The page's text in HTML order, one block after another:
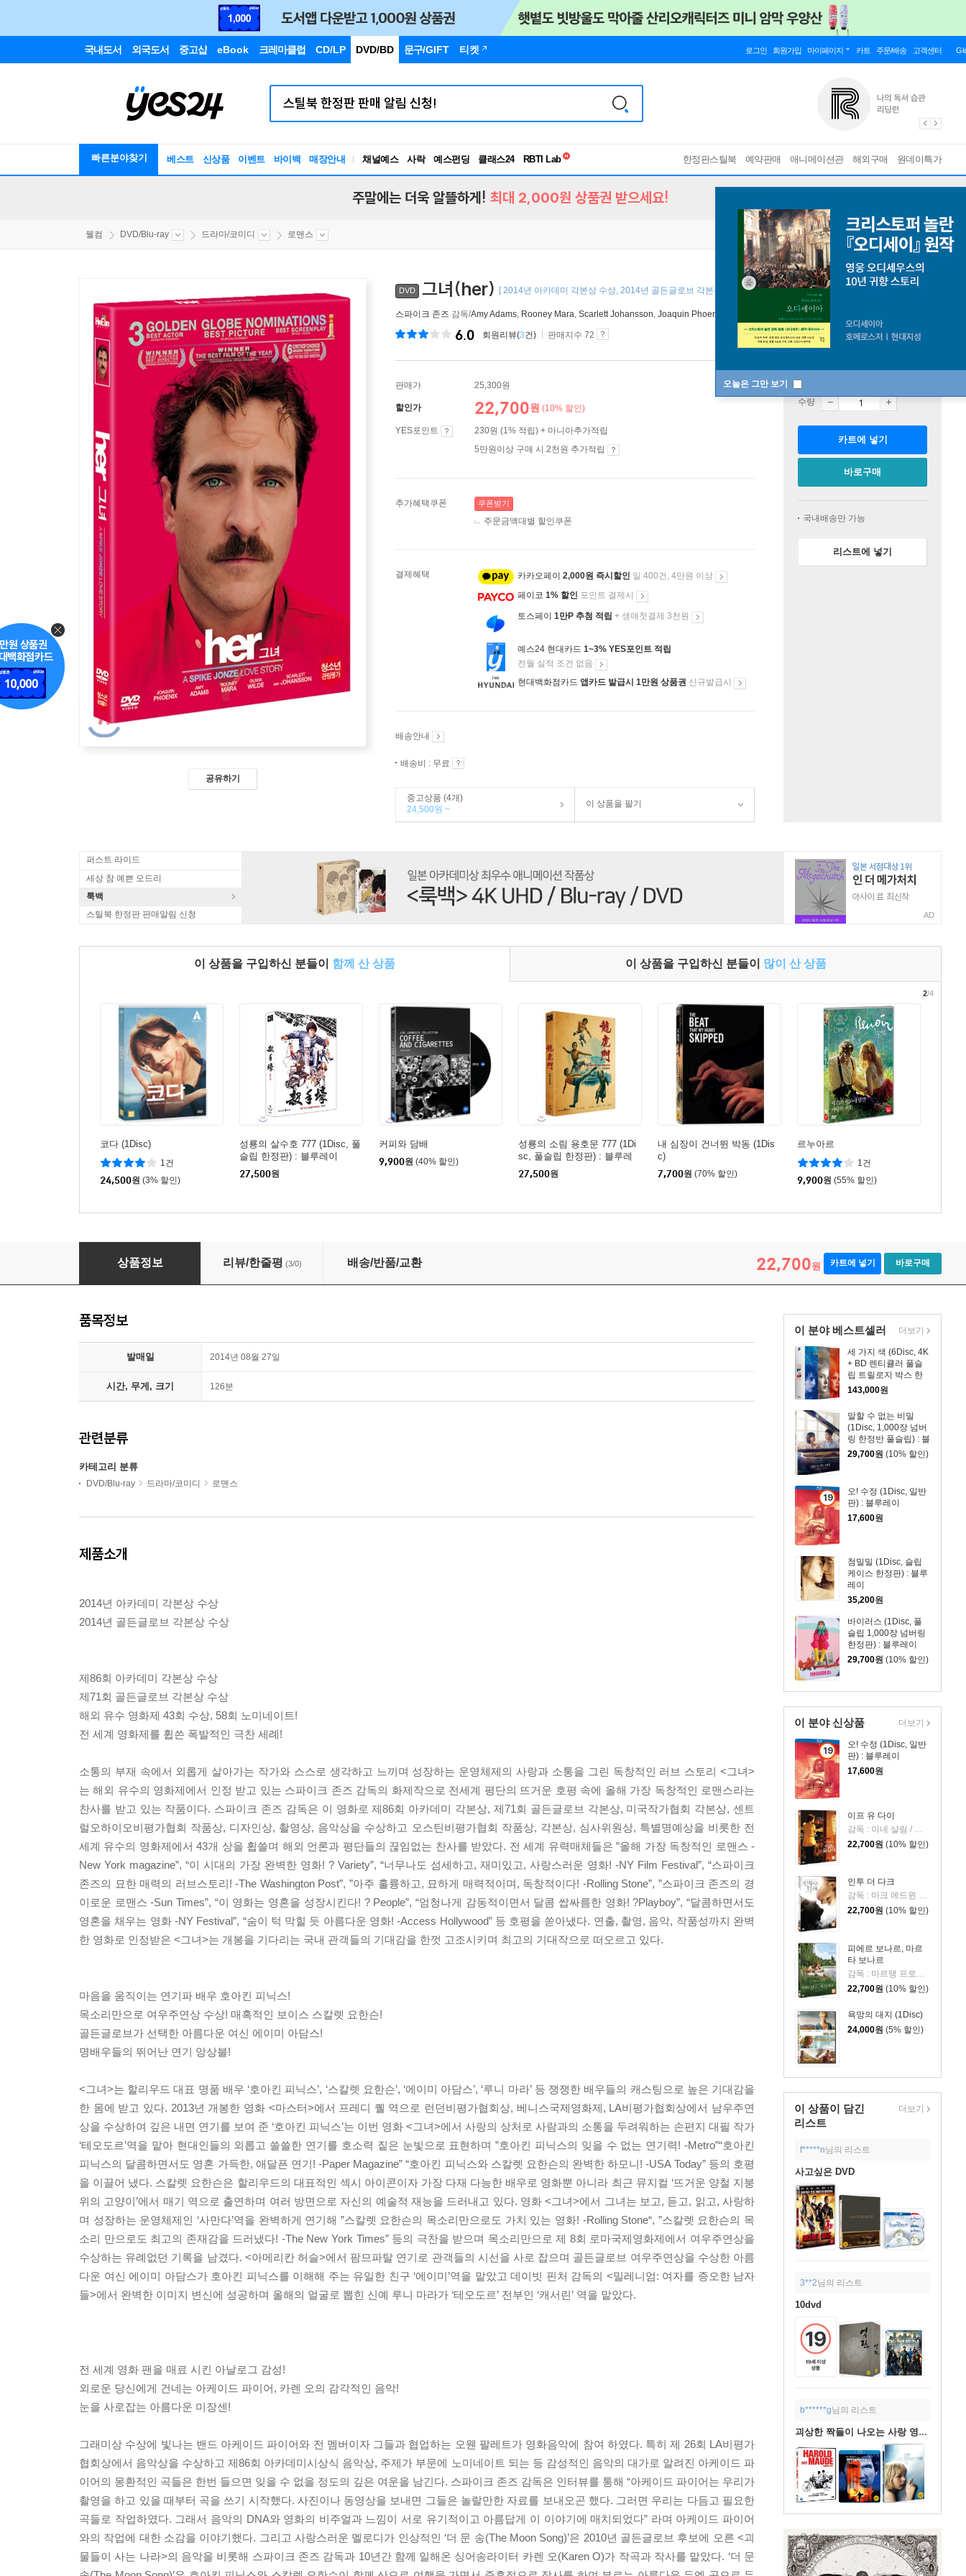
국내도서 외국도서 중고샵 eBook 크레마클럽 CD/LP DVD/BD 문구/GIFT 티켓 로그인 회원가입 마이페이지 카트 주문/배송 고객센터
빠른분야찾기 베스트 신상품 이벤트 바이백 매장안내 채널예스 사락 예스펀딩 클래스24
RBTI Lab
독서유형검사
한정판스틸북 예약판매 애니메이션관 해외구매 원데이특가
오늘은 그만 보기
주말에는 더욱 알뜰하게! 최대 2,000원 상품권 받으세요!
웰컴 DVD/Blu-ray 드라마/코미디 로맨스
공유하기
DVD 그녀(her) [ 2014년 아카데미 각본상 수상, 2014년 골든글로브 각본상 수상 ]
스파이크 존즈 감독/Amy Adams, Rooney Mara, Scarlett Johansson, Joaquin Phoenix 하은미디어 2014년 08월 27일
6.0 회원리뷰(3건) 판매지수 72
판매가 25,300원
할인가 22,700원 (10% 할인)
YES포인트
230원 (1% 적립) + 마니아추가적립
5만원이상 구매 시 2천원 추가적립
추가혜택쿠폰 쿠폰받기
주문금액대별 할인쿠폰
결제혜택 카카오페이 2,000원 즉시할인 일 400건, 4만원 이상
페이코 1% 할인 포인트 결제시
토스페이 1만P 추첨 적립 + 생애첫결제 3천원
예스24 현대카드 1~3% YES포인트 적립
전월 실적 조건 없음
현대백화점카드 앱카드 발급시 1만원 상품권 신규발급시
배송안내
배송비 : 무료
중고상품 (4개)
24,500원 ~
이 상품을 팔기
판매중
수량
카트에 넣기
바로구매
국내배송만 가능
리스트에 넣기
퍼스트 라이드
세상 참 예쁜 오드리
룩백
스틸북 한정판 판매알림 신청
AD
이 상품을 구입하신 분들이 함께 산 상품 이 상품을 구입하신 분들이 많이 산 상품
코다 (1Disc)
1건
24,500원 (3% 할인)
성룡의 살수호 777 (1Disc, 풀
슬립 한정판) : 블루레이
27,500원
커피와 담배
9,900원 (40% 할인)
성룡의 소림 용호문 777 (1Di
sc, 풀슬립 한정판) : 블루레
이
27,500원
내 심장이 건너뛴 박동 (1Dis
c)
7,700원 (70% 할인)
르누아르
1건
9,900원 (55% 할인)
2/4
그녀(her)
상품정보 리뷰/한줄평 (3/0) 배송/반품/교환 22,700원 카트에 넣기 바로구매
이 분야 베스트셀러
세 가지 색 (6Disc, 4K
+ BD 렌티큘러 풀슬
립 트릴로지 박스 한
정판) : 블루레이
143,000원
말할 수 없는 비밀
(1Disc, 1,000장 넘버
링 한정반 풀슬립) : 블
루레이
29,700원 (10% 할인)
19
세
이
상
상
품
오! 수정 (1Disc, 일반
판) : 블루레이
17,600원
첨밀밀 (1Disc, 슬립
케이스 한정판) : 블루
레이
35,200원
바이러스 (1Disc, 풀
슬립 1,000장 넘버링
한정판) : 블루레이
29,700원 (10% 할인)
더보기
이 분야 신상품
19
세
이
상
상
품
오! 수정 (1Disc, 일반
판) : 블루레이
17,600원
이프 유 다이
22,700원 (10% 할인)
인투 더 다크
감독 : 마크 에드윈 로빈슨 / 출연 : 미샤 바튼, 라이언 이골드
22,700원 (10% 할인)
피에르 보나르, 마르
타 보나르
감독 : 마르탱 프로보스트 출연 : 세실 드 프랑스, 빈센트 맥케인, 스테이시 마틴, 아누크 그랑베르
22,700원 (10% 할인)
욕망의 대지 (1Disc)
24,000원 (5% 할인)
더보기
이 상품이 담긴
리스트
더보기
f*****n님의 리스트
사고싶은 DVD
3**2님의 리스트
10dvd
b******g님의 리스트
괴상한 짝들이 나오는 사랑 영화 10편
품목정보
발매일 2014년 08월 27일
시간, 무게, 크기 126분
관련분류
카테고리 분류
DVD/Blu-ray 드라마/코미디 로맨스
제품소개
2014년 아카데미 각본상 수상
2014년 골든글로브 각본상 수상
제86회 아카데미 각본상 수상
제71회 골든글로브 각본상 수상
해외 유수 영화제 43회 수상, 58회 노미네이트!
전 세계 영화제를 휩쓴 폭발적인 극찬 세례!
소통의 부재 속에서 외롭게 살아가는 작가와 스스로 생각하고 느끼며 성장하는 운영체제의 사랑과 소통을 그린 독창적인 러브 스토리 <그녀>
는 해외 유수의 영화제에서 인정 받고 있는 스파이크 존즈 감독의 화제작으로 전세계 평단의 뜨거운 호평 속에 올해 가장 독창적인 로맨스라는
찬사를 받고 있는 작품이다. 스파이크 존즈 감독은 이 영화로 제86회 아카데미 각본상, 제71회 골든글로브 각본상, 미국작가협회 각본상, 센트
럴오하이오비평가협회 작품상, 디자인상, 촬영상, 음악상을 수상하고 오스틴비평가협회 작품상, 각본상, 심사위원상, 특별명예상을 비롯한 전
세계 유수의 영화제에서 43개 상을 휩쓸며 해외 언론과 평단들의 끊임없는 찬사를 받았다. 전 세계 유력매체들은 ”올해 가장 독창적인 로맨스 -
New York magazine”, “이 시대의 가장 완벽한 영화! ? Variety”, “너무나도 섬세하고, 재미있고, 사랑스러운 영화! -NY Film Festival”, “스파이크
존즈의 묘한 매력의 러브스토리! -The Washington Post”, ”아주 훌륭하고, 묘하게 매력적이며, 독창적이다! -Rolling Stone”, ”스파이크 존즈의 경
이로운 로맨스 -Sun Times”, “이 영화는 영혼을 성장시킨다! ? People”, “엄청나게 감동적이면서 달콤 쌉싸름한 영화! ?Playboy”, “달콤하면서도
영혼을 채우는 영화 -NY Festival”, “숨이 턱 막힐 듯 아름다운 영화! -Access Hollywood” 등 호평을 쏟아냈다. 연출, 촬영, 음악, 작품성까지 완벽
한 영화로 인정받은 <그녀>는 개봉을 기다리는 국내 관객들의 기대감을 한껏 고조시키며 최고의 기대작으로 떠오르고 있다.
마음을 움직이는 연기파 배우 호아킨 피닉스!
목소리만으로 여우주연상 수상! 매혹적인 보이스 스칼렛 요한슨!
골든글로브가 선택한 아름다운 여신 에이미 아담스!
명배우들의 뛰어난 연기 앙상블!
<그녀>는 할리우드 대표 명품 배우 ‘호아킨 피닉스’, ‘스칼렛 요한슨’, ‘에이미 아담스’, ‘루니 마라’ 등 쟁쟁한 배우들의 캐스팅으로 높은 기대감을
한 몸에 받고 있다. 2013년 개봉한 영화 <마스터>에서 프레디 퀠 역으로 런던비평가협회상, 베니스국제영화제, LA비평가협회상에서 남우주연
상을 수상하여 깊은 내면 연기를 보여 준 ‘호아킨 피닉스’는 이번 영화 <그녀>에서 사랑의 상처로 사람과의 소통을 두려워하는 손편지 대필 작가
‘테오도르’역을 맡아 현대인들의 외롭고 쓸쓸한 연기를 호소력 짙은 눈빛으로 표현하며 ”호아킨 피닉스의 잊을 수 없는 연기력! -Metro”“호아킨
피닉스의 달콤하면서도 영혼 가득한, 애달픈 연기! -Paper Magazine” “호아킨 피닉스와 스칼렛 요한슨의 완벽한 하모니! -USA Today” 등의 호평
을 이끌어 냈다. 스칼렛 요한슨은 할리우드의 대표적인 섹시 아이콘이자 가장 다재 다능한 배우로 영화뿐 아니라 최근 뮤지컬 ‘뜨거운 양철 지붕
위의 고양이’에서 매기 역으로 출연하며 여러 방면으로 자신의 예술적 재능을 드러내고 있다. 영화 <그녀>에서 그녀는 보고, 듣고, 읽고, 사랑하
며 성장하는 운영체제인 ‘사만다’역을 완벽하게 연기해 ”스칼렛 요한슨의 목소리만으로도 가치 있는 영화! -Rolling Stone“, ”스칼렛 요한슨의 목
소리 만으로도 최고의 존재감을 드러냈다! -The New York Times” 등의 극찬을 받으며 목소리만으로 제 8회 로마국제영화제에서 여우주연상을
수상하는 유례없던 기록을 남겼다. <아메리칸 허슬>에서 팜므파탈 연기로 관객들의 시선을 사로 잡으며 골든글로브 여우주연상을 수상한 아름
다운 여신 에이미 아담스가 호아킨 피닉스를 이해해 주는 유일한 친구 ‘에이미’역을 맡았고 데이빗 핀처 감독의 <밀레니엄: 여자를 증오한 남자
들>에서 완벽한 이미지 변신에 성공하며 올해의 얼굴로 뽑힌 신예 루니 마라가 ‘테오도르’ 전부인 ‘캐서린’ 역을 맡았다.
전 세계 영화 팬을 매료 시킨 아날로그 감성!
외로운 당신에게 건네는 아케이드 파이어, 카렌 오의 감각적인 음악!
눈을 사로잡는 아름다운 미장센!
그래미상 수상에 빛나는 밴드 아케이드 파이어와 전 멤버이자 그들과 협업하는 오웬 팔레트가 영화음악에 참여 하였다. 특히 제 26회 LA비평가
협회상에서 음악상을 수상하고 제86회 아카데미시상식 음악상, 주제가 부문에 노미네이트 되는 등 감성적인 음악의 대가로 알려진 아케이드 파
이어의 몽환적인 곡들은 한번 들으면 잊을 수 없을 정도의 깊은 여운을 남긴다. 스파이크 존즈 감독은 인터뷰를 통해 “아케이드 파이어는 우리가
촬영을 하고 있을 때부터 곡을 쓰기 시작했다. 사진이나 동영상을 보내면 그들은 놀랄만한 자료를 보내오곤 했다. 그러면 우리는 다듬고 필요한
곡들로 작업하였다. 그래서 음악의 DNA와 영화의 비주얼과 느낌이 서로 유기적이고 아름답게 이 이야기에 매치되었다” 라며 아케이드 파이어
와의 작업에 대한 소감을 이야기했다. 그리고 사랑스러운 멜로디가 인상적인 ‘더 문 송(The Moon Song)’은 2010년 골든글로브 후보에 오른 <괴
물들이 사는 나라>의 음악을 비롯해 스파이크 존즈 감독과 10년간 함께 일해온 싱어송라이터 카렌 오(Karen O)가 작곡과 작사를 맡았다. ‘더 문